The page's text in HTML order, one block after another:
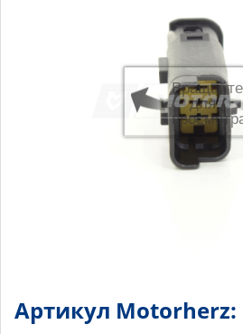
Вращайте
для
Артикул Motorherz: